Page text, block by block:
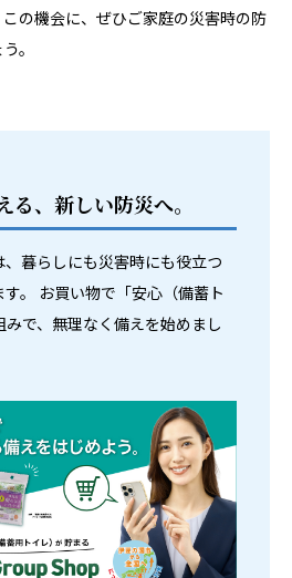
の機会に、ぜひご家庭の災害時の防
。
る、新しい防災へ。
暮らしにも災害時にも役立つ
。
お買い物で「安心（備蓄ト
で、無理なく備えを始めまし